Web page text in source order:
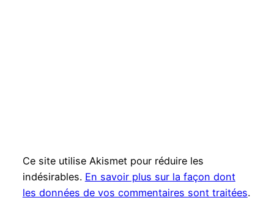
Ce site utilise Akismet pour réduire les
indésirables. En savoir plus sur la façon dont
les données de vos commentaires sont traitées.